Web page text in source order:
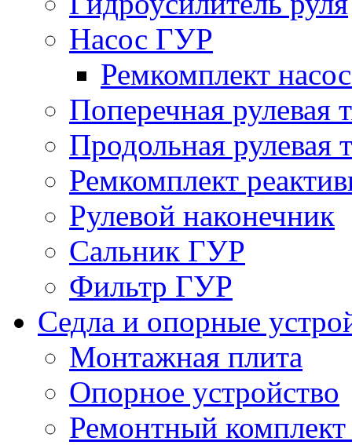
Насос ГУР
Ремкомплект
Поперечная рулевая
Продольная рулевая
Ремкомплект
Рулевой наконечник
Сальник ГУР
Фильтр ГУР
Седла и опорные
Монтажная плита
Опорное устройство
Ремонтный комплект